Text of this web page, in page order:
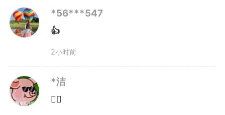
下一步，省林业局将持续锚
定“三地一区”实现新突破和取得“三
个新的更大进展”目标，坚决落
实“三个往前赶”要求，聚焦“创新之
问”，聚力科技创新、产业创新、
*56***547
👍
2小时前
*洁
👍🏻